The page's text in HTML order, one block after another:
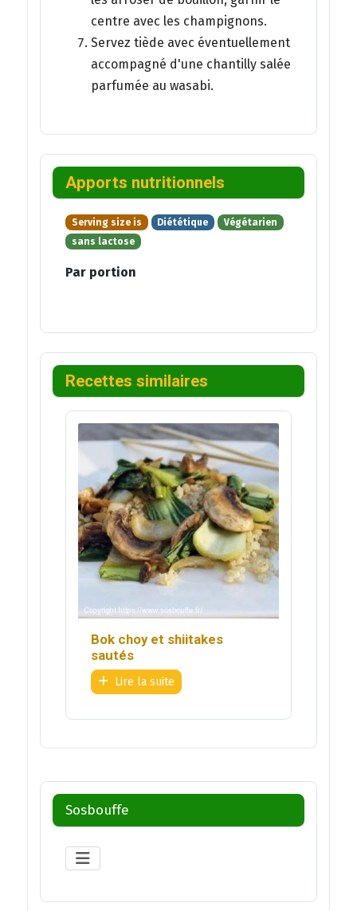
centre avec les champignons.
Servez tiède avec éventuellement
accompagné d'une chantilly salée
parfumée au wasabi.
Apports nutritionnels
Serving size is Diététique
Végétarien
sans lactose
Par portion
Recettes similaires
Bok choy et shiitakes
sautés
Lire la suite
Sosbouffe